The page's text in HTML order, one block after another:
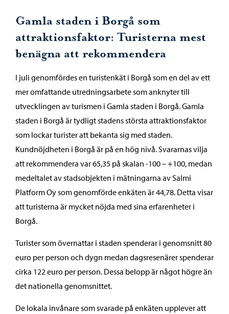
Gamla staden i Borgå som
attraktionsfaktor: Turisterna mest
benägna att rekommendera
I juli genomfördes en turistenkät i Borgå som en del av ett
mer omfattande utredningsarbete som anknyter till
utvecklingen av turismen i Gamla staden i Borgå. Gamla
staden i Borgå är tydligt stadens största attraktionsfaktor
som lockar turister att bekanta sig med staden.
Kundnöjdheten i Borgå är på en hög nivå. Svararnas vilja
att rekommendera var 65,35 på skalan -100 – +100, medan
medeltalet av stadsobjekten i mätningarna av Salmi
Platform Oy som genomförde enkäten är 44,78. Detta visar
att turisterna är mycket nöjda med sina erfarenheter i
Borgå.
Turister som övernattar i staden spenderar i genomsnitt 80
euro per person och dygn medan dagsresenärer spenderar
cirka 122 euro per person. Dessa belopp är något högre än
det nationella genomsnittet.
De lokala invånare som svarade på enkäten upplever att